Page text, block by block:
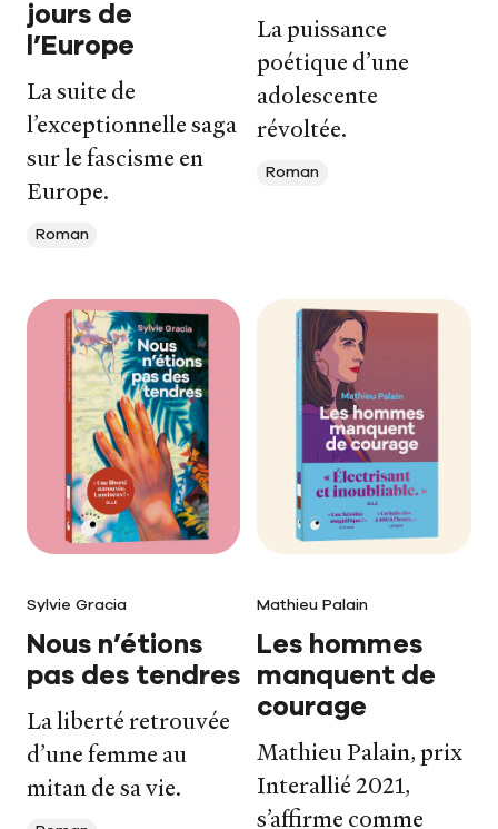
jours de
l’Europe
La suite de
l’exceptionnelle saga
sur le fascisme en
Europe.
Roman
La puissance
poétique d’une
adolescente
révoltée.
Roman
Sylvie Gracia
Nous n’étions
pas des tendres
La liberté retrouvée
d’une femme au
mitan de sa vie.
Mathieu Palain
Les hommes
manquent de
courage
Mathieu Palain, prix
Interallié 2021,
s’affirme comme